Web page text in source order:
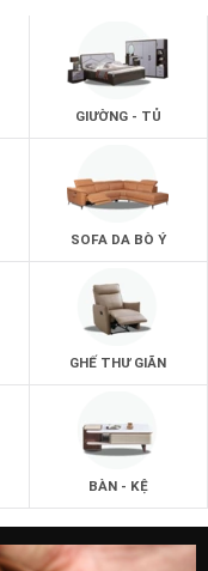
GIƯỜNG - TỦ
SOFA DA BÒ Ý
GHẾ THƯ GIÃN
BÀN - KỆ